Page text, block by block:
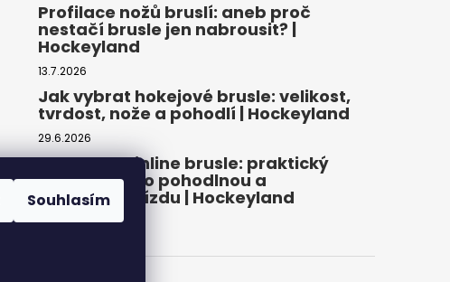
Souhlasím
Profilace nožů bruslí: aneb proč
nestačí brusle jen nabrousit? |
Hockeyland
13.7.2026
Jak vybrat hokejové brusle: velikost,
tvrdost, nože a pohodlí | Hockeyland
29.6.2026
Jak vybrat inline brusle: praktický
průvodce pro pohodlnou a
bezpečnou jízdu | Hockeyland
22.6.2026